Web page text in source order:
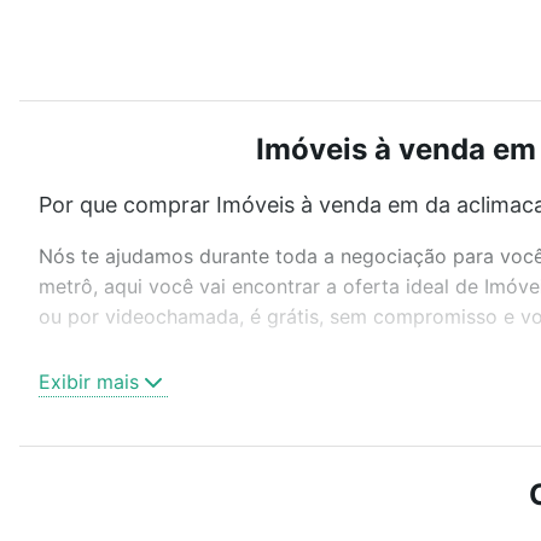
Imóveis à venda
Por que comprar Imóveis à venda em da
Nós te ajudamos durante toda a negociação para
metrô, aqui você vai encontrar a oferta ideal de
ou por videochamada, é grátis, sem compromisso e
ou sem vaga de garagem para combinar
Imóveis à venda em da aclimacao - Aclimação, São
Qual o preço de Imóveis à venda em da
Exibir mais